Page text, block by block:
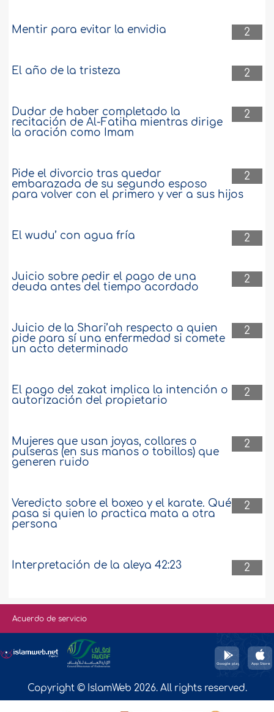
2
Mentir para evitar la envidia
2
El año de la tristeza
2
Dudar de haber completado la
recitación de Al-Fatiha mientras dirige
la oración como Imam
2
Pide el divorcio tras quedar
embarazada de su segundo esposo
para volver con el primero y ver a sus hijos
2
El wudu’ con agua fría
2
Juicio sobre pedir el pago de una
deuda antes del tiempo acordado
2
Juicio de la Shari’ah respecto a quien
pide para sí una enfermedad si comete
un acto determinado
2
El pago del zakat implica la intención o
autorización del propietario
2
Mujeres que usan joyas, collares o
pulseras (en sus manos o tobillos) que
generen ruido
2
Veredicto sobre el boxeo y el karate. Qué
pasa si quien lo practica mata a otra
persona
2
Interpretación de la aleya 42:23
Acuerdo de servicio
Copyright © IslamWeb 2026. All rights reserved.